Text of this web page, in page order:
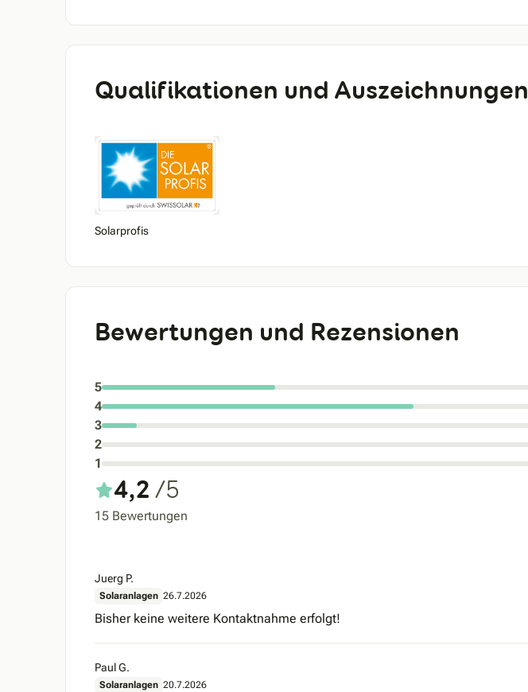
Qualifikationen und Auszeichnungen
Solarprofis
Bewertungen und Rezensionen
5
4
3
2
1
4,2 /5
15 Bewertungen
Juerg P.
Solaranlagen 26.7.2026
Bisher keine weitere Kontaktnahme erfolgt!
Paul G.
Solaranlagen 20.7.2026